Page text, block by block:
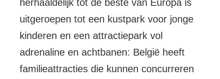
herhaaldelijk tot de beste van Europa is
uitgeroepen tot een kustpark voor jonge
kinderen en een attractiepark vol
adrenaline en achtbanen: België heeft
familieattracties die kunnen concurreren